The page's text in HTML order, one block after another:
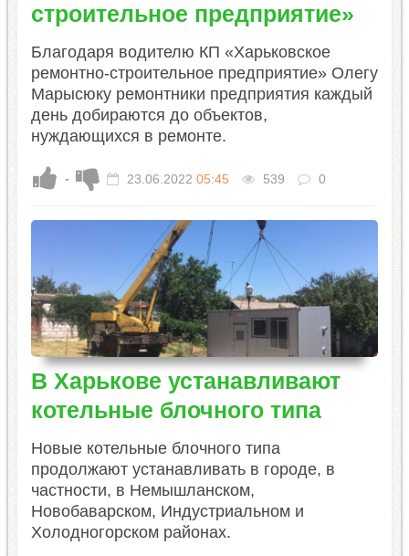
строительное предприятие»
Благодаря водителю КП «Харьковское
ремонтно-строительное предприятие» Олегу
Марысюку ремонтники предприятия каждый
день добираются до объектов,
нуждающихся в ремонте.
- 23.06.2022 05:45 539 0
В Харькове устанавливают
котельные блочного типа
Новые котельные блочного типа
продолжают устанавливать в городе, в
частности, в Немышланском,
Новобаварском, Индустриальном и
Холодногорском районах.